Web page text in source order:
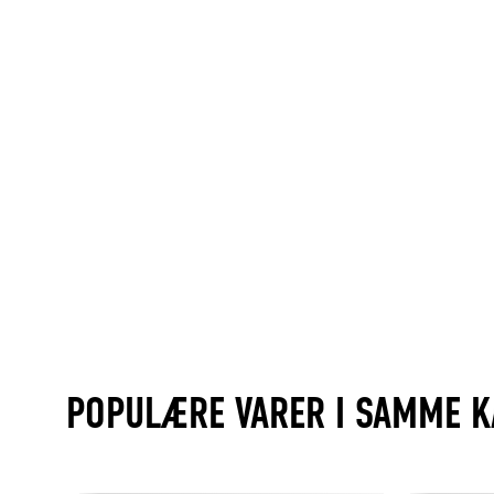
POPULÆRE VARER I SAMME